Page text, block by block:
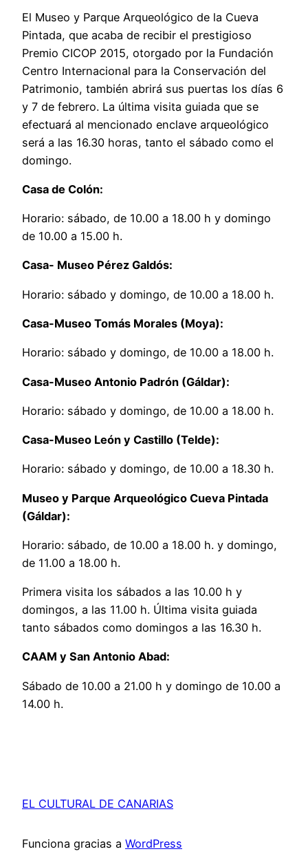
El Museo y Parque Arqueológico de la Cueva
Pintada, que acaba de recibir el prestigioso
Premio CICOP 2015, otorgado por la Fundación
Centro Internacional para la Conservación del
Patrimonio, también abrirá sus puertas los días 6
y 7 de febrero. La última visita guiada que se
efectuará al mencionado enclave arqueológico
será a las 16.30 horas, tanto el sábado como el
domingo.
Casa de Colón:
Horario: sábado, de 10.00 a 18.00 h y domingo
de 10.00 a 15.00 h.
Casa- Museo Pérez Galdós:
Horario: sábado y domingo, de 10.00 a 18.00 h.
Casa-Museo Tomás Morales (Moya):
Horario: sábado y domingo, de 10.00 a 18.00 h.
Casa-Museo Antonio Padrón (Gáldar):
Horario: sábado y domingo, de 10.00 a 18.00 h.
Casa-Museo León y Castillo (Telde):
Horario: sábado y domingo, de 10.00 a 18.30 h.
Museo y Parque Arqueológico Cueva Pintada
(Gáldar):
Horario: sábado, de 10.00 a 18.00 h. y domingo,
de 11.00 a 18.00 h.
Primera visita los sábados a las 10.00 h y
domingos, a las 11.00 h. Última visita guiada
tanto sábados como domingos a las 16.30 h.
CAAM y San Antonio Abad:
Sábado de 10.00 a 21.00 h y domingo de 10.00 a
14.00 h.
EL CULTURAL DE CANARIAS
Funciona gracias a WordPress